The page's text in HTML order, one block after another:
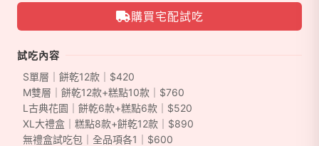
購買宅配試吃
試吃內容
S單層｜餅乾12款｜$420
M雙層｜餅乾12款+糕點10款｜$760
L古典花園｜餅乾6款+糕點6款｜$520
XL大禮盒｜糕點8款+餅乾12款｜$890
無禮盒試吃包｜全品項各1｜$600